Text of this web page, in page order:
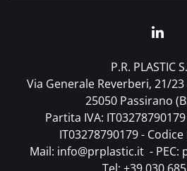
P.R. PLASTIC
Via Generale Reverberi, 21/
25050 Passirano
Partita IVA:
IT03278790179 - Codice
Mail: info@prplastic.it- PEC: